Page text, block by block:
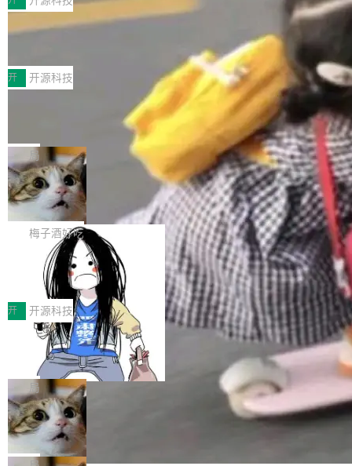
ENT，实现零拷贝传输性能提升30%、非零拷贝
传输性能最高提升5倍。UCL-MPComm底层基
于自研UCL-Engine通信引擎，后续腾讯网平将
持续开源更多基于UCL-Engine的高性能通信组
件。 腾讯网平团队在UCL-MPComm中实现了一
个独立于业务线程的全局通信引擎（Engine），
开源 AI 编程平台 CoStrict 应用”凭借卓越的技术
创新与落地成效成功入选。 全链路私有化部署，
助力企业AI研发安全落地 当前，越来越多企业已
经开始引入 AI Coding 工具，通过调用公有云模
型或企业内部部署模型提升研发效率。但随着 AI
Coding 从个人辅助工具逐步走向团队级、组织
级应用，企业在规模化落地过程中，对安全性、
可控性和代码质量提出了更高要求。 首先是数据
安全与合规要求。对于大多数普通研发场景，公
有云模型能够满足快速试用和效率提升的需求。
但对于金融、能源、医疗等对数据安全要求较...
深信服AI算力网关入选工信部人工智能
前不久，工业和信息化部正式发布《2025年人工
智能应用典型案例名单》，集中展示人工智能在
各领域的应用成果，覆盖技术底座、行业赋能、
产品应用、支撑保障、专题等五大方向。深信服
AI算力网关（AI创新平台）成功入选！ 随着各行
各业的Agent走向规模化建设，算力构成形态逐
渐丰富，用户关注的重点也在发生变化：不只是
让AI用起来，还要进一步看清混合算力时代下，
Token花在哪里、算力是否被充分利用，以及持
续增长的AI成本该如何优化。 深信服AI算力网关
正是围绕这些实际问题，从Token治理和成本治
理两个方面，让用户的每一份算力都看得清、管
得住、用得稳、省得下、更安全！ 一、从现在开
始，Token使用一目...
开 开源科技
Jeff Dean 离开 Google：一个时代的结
束，一个实验室的开始
Google 员工编号 20。MapReduce 作者之一。
Bigtable 作者之一。TensorFlow 的作者之一。
Gemini 的架构师。Google 首席科学家。 Jeff D
ean 在 Google 工作了 27 年后，宣布离职。 他
不是一个人走。一同离开的还有 Sanjay Ghema
wat（Google 员工编号 23，Jeff Dean 二十多
年的编程搭档，MapReduce 和 Bigtable 的共同
作者）、Quoc Le（Google 大脑核心成员，Se
q2Seq 和 DocAI 的共同发明人）以及 Oriol Vin
yals（Gemini 联合负责人，AlphaSta...
局
🔥 SolonCode v2026.8.4 发布：界面
字体可调、22 种语言、记忆搜索增强
打开终端就能上岗的全中文编码智能体，这一轮
把「看得清、用母语、记得住」三件事一次补
齐。 SolonCode 是什么 SolonCode 是杭州无
耳科技研发的企业级终端编码智能体——一位全
中文驱动的数字员工，自主理解需求、规划步
骤、编写代码。不挑模型、不挑平台，curl 一行
装完即用。 开源地址：Gitee · GitCode · GitHu
b 安装 支持 Java 8+（8~26）、macOS / Linu
x / Windows / Harmony PC。 # macOS / Linu
x / Harmony PC curl -fsSL https://solon.noea
r.org/solon...
梅子酒好吃
让“代码语义理解”深度释放AI Coding
价值潜能：华为云码道（CodeArts）
代码仓技术解析
一、代码仓深度理解技术的作用与价值 在软件工
程实践中，代码仓是企业核心知识资产的主要载
体。企业级代码仓库通常包含数十万乃至数百万
个文件，其规模远超单次模型调用可承载的上下
文窗口。随着项目规模的持续扩张与代码历史的
不断累积，代码仓中的模块关系、接口契约、业
务逻辑等关键信息往往分散于数十乃至数百个文
件之中，形成高度复杂的知识关联网络。传统的
代码检索手段（如关键词匹配、目录遍历）仅能
在语法层面完成文本定位，难以触及代码的语义
开 开源科技
一条“删库”命令跑 17 小时，算法工程
师删光 89TB 数据只为干私活
最高人民检察院8月4日公布了一起案件：北京一
名90后算法工程师王某，为了给自己接的私活腾
服务器空间，删光了公司AI游戏部门的全部核心
数据。 王某2024年1月入职东城区某科技公司AI
短剧部门，有互联网大厂背景。在公司内部架构
调整期间，部门三次通知全员将数据从A集群迁
局
Cloudflare 分享推理优化实践：KV ca
che 量化 + 权重压缩，吞吐量提升 4
1%，成本降 30%
Kimi 和 GLM 是当前最强的大模型系列之一，但
它们有一个共同的问题：太吃显存了。月之暗面